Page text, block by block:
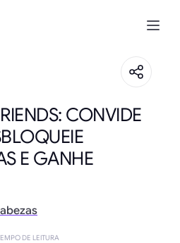
CONVIDE
E GANHE
DE LEITURA